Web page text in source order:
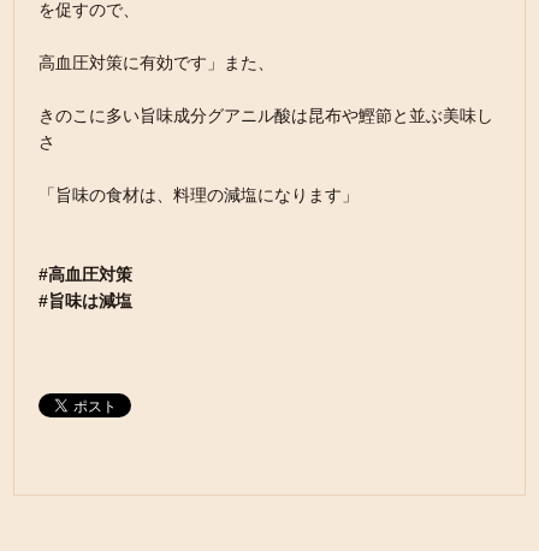
を促すので、
高血圧対策に有効です」また、
きのこに多い旨味成分グアニル酸は昆布や鰹節と並ぶ美味し
さ
「旨味の食材は、料理の減塩になります」
#高血圧対策
#旨味は減塩